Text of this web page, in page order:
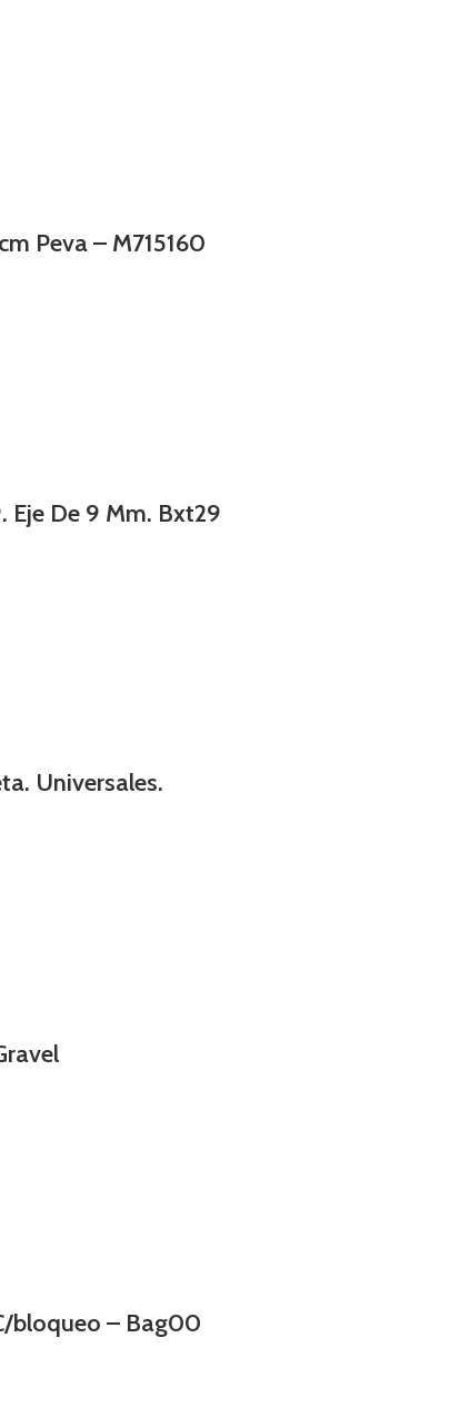
Peva – M715160
Eje De 9 Mm. Bxt29
Universales.
bloqueo – Bag00